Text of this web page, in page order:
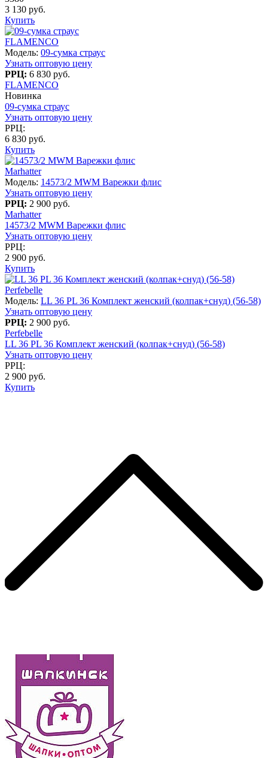
3 130 руб.
Купить
FLAMENCO
Модель: 09-сумка страус
Узнать оптовую цену
РРЦ: 6 830 руб.
FLAMENCO
Новинка
09-сумка страус
Узнать оптовую цену
РРЦ:
6 830 руб.
Купить
Marhatter
Модель: 14573/2 MWM Варежки флис
Узнать оптовую цену
РРЦ: 2 900 руб.
Marhatter
14573/2 MWM Варежки флис
Узнать оптовую цену
РРЦ:
2 900 руб.
Купить
Perfebelle
Модель: LL 36 PL 36 Комплект женский (колпак+снуд) (56-58)
Узнать оптовую цену
РРЦ: 2 900 руб.
Perfebelle
LL 36 PL 36 Комплект женский (колпак+снуд) (56-58)
Узнать оптовую цену
РРЦ:
2 900 руб.
Купить